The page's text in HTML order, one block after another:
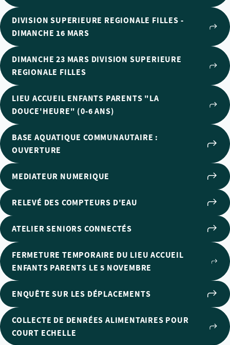
DIVISION SUPERIEURE REGIONALE FILLES -
DIMANCHE 16 MARS
DIMANCHE 23 MARS DIVISION SUPERIEURE
REGIONALE FILLES
LIEU ACCUEIL ENFANTS PARENTS "LA
DOUCE'HEURE" (0-6 ANS)
BASE AQUATIQUE COMMUNAUTAIRE :
OUVERTURE
MEDIATEUR NUMERIQUE
RELEVÉ DES COMPTEURS D'EAU
ATELIER SENIORS CONNECTÉS
FERMETURE TEMPORAIRE DU LIEU ACCUEIL
ENFANTS PARENTS LE 5 NOVEMBRE
ENQUÊTE SUR LES DÉPLACEMENTS
COLLECTE DE DENRÉES ALIMENTAIRES POUR
COURT ECHELLE